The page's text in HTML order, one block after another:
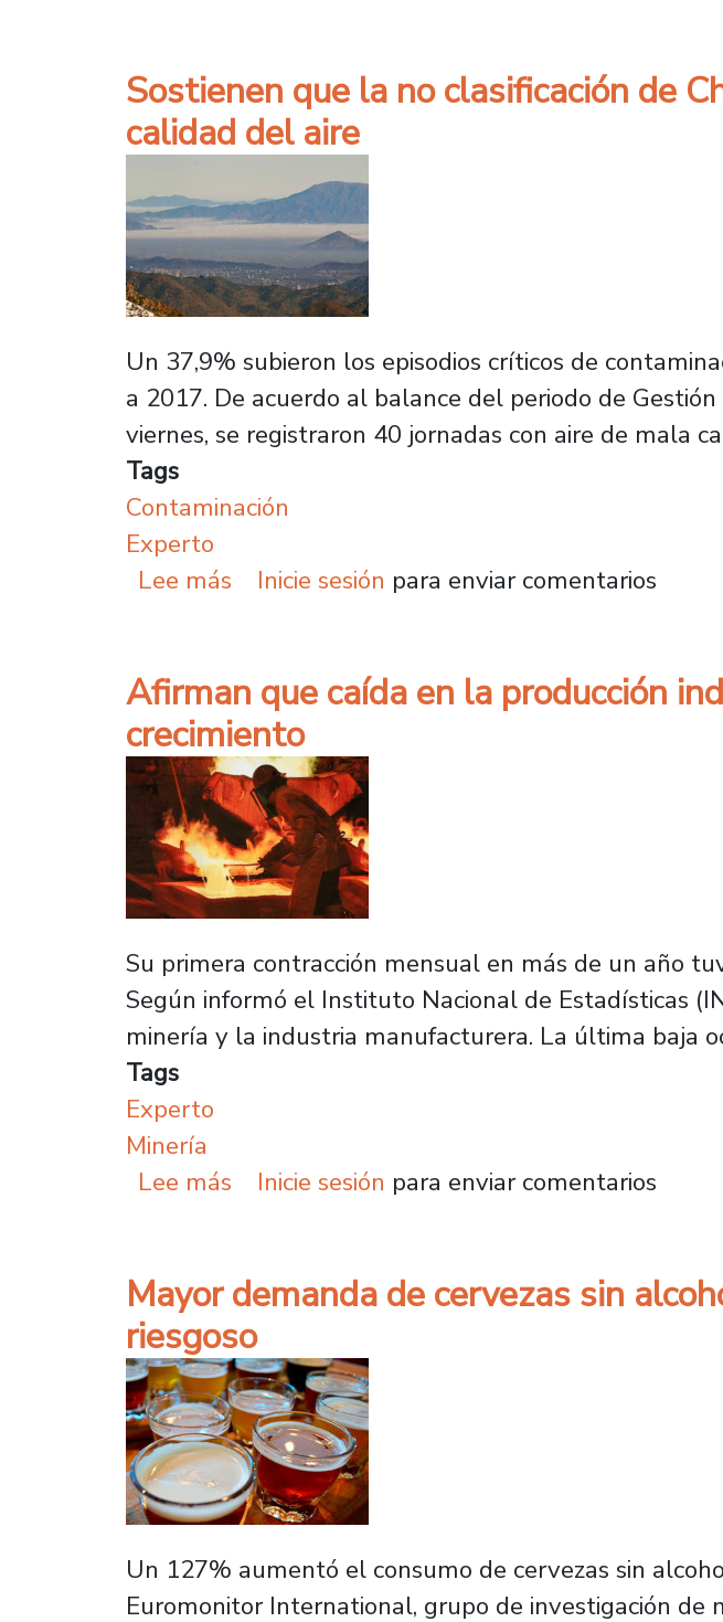
Sostienen que la no clasificación de
calidad del aire
Un 37,9% subieron los episodios críticos de
a 2017. De acuerdo al balance del periodo de
viernes, se registraron 40 jornadas con aire de mala
Tags
Contaminación
Experto
Lee más sobre Sostienen que la no clasificación de
Inicie sesión para enviar comentarios
Afirman que caída en la producción
crecimiento
Su primera contracción mensual en más de un año
Según informó el Instituto Nacional de Estadísticas
minería y la industria manufacturera. La última baja
Tags
Experto
Minería
Lee más sobre Afirman que caída en la producción
Inicie sesión para enviar comentarios
Mayor demanda de cervezas sin
riesgoso
Un 127% aumentó el consumo de cervezas sin
Euromonitor International, grupo de investigación de